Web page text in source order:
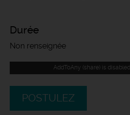
Durée
Non renseignée
AddToAny (share) is disabled.
POSTULEZ